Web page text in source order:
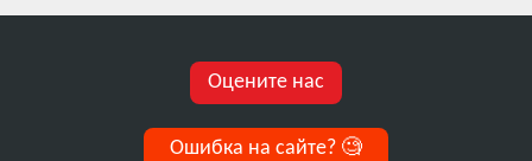
Оцените нас
Ошибка на сайте? 🧐